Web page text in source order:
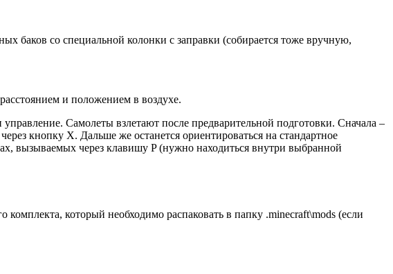
баков со специальной колонки с заправки (собирается тоже вручную,
и положением в воздухе.
Самолеты взлетают после предварительной подготовки. Сначала –
кнопку X. Дальше же останется ориентироваться на стандартное
вызываемых через клавишу P (нужно находиться внутри выбранной
комплекта, который необходимо распаковать в папку .minecraft\mods (если